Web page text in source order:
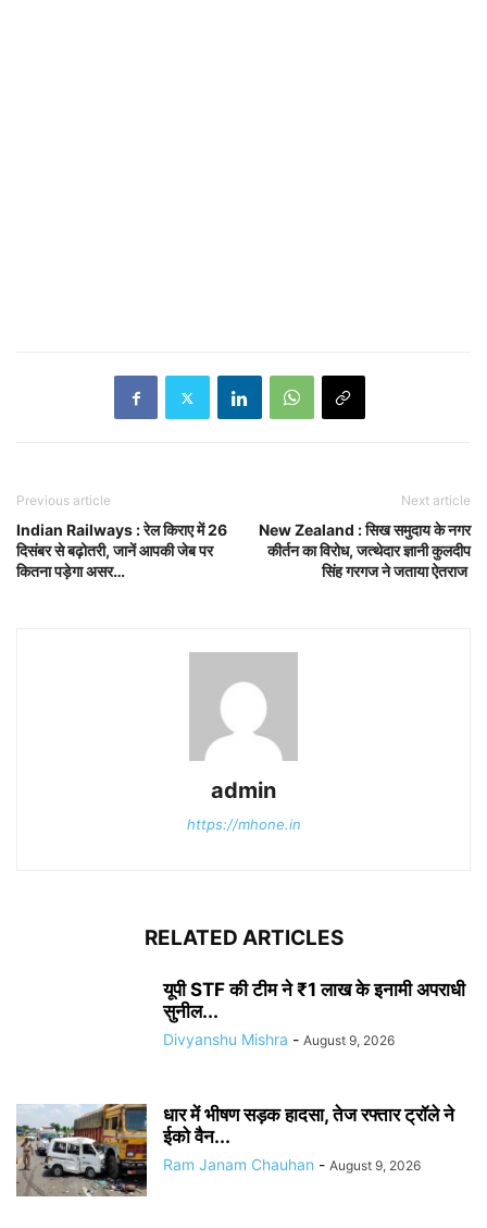
Previous article
Indian Railways : रेल किराए में 26
दिसंबर से बढ़ोतरी, जानें आपकी जेब पर
कितना पड़ेगा असर…
Next article
New Zealand : सिख समुदाय के नगर
कीर्तन का विरोध, जत्थेदार ज्ञानी कुलदीप
सिंह गरगज ने जताया ऐतराज
admin
https://mhone.in
RELATED ARTICLES
यूपी STF की टीम ने ₹1 लाख के इनामी अपराधी
सुनील...
Divyanshu Mishra - August 9, 2026
धार में भीषण सड़क हादसा, तेज रफ्तार ट्रॉले ने
ईको वैन...
Ram Janam Chauhan - August 9, 2026